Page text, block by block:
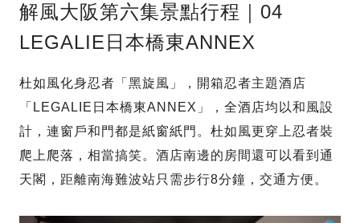
解風大阪第六集景點行程｜04
LEGALIE日本橋東ANNEX
杜如風化身忍者「黑旋風」，開箱忍者主題酒店
「LEGALIE日本橋東ANNEX」，全酒店均以和風設
計，連窗戶和門都是紙窗紙門。杜如風更穿上忍者裝
爬上爬落，相當搞笑。酒店南邊的房間還可以看到通
天閣，距離南海難波站只需步行8分鐘，交通方便。